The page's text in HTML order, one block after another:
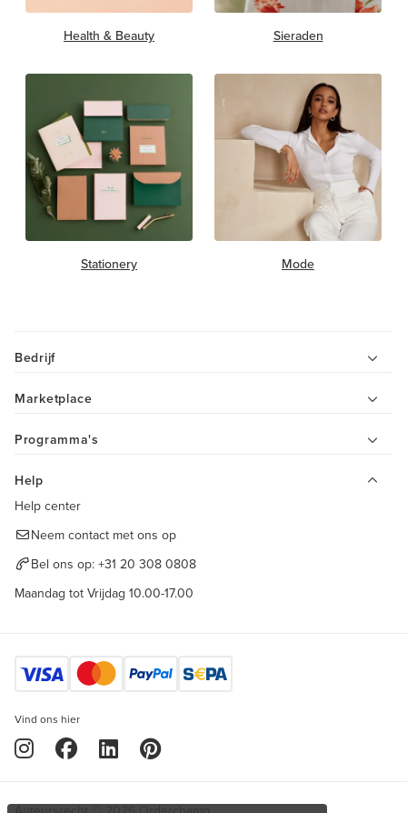
Health & Beauty Sieraden
Stationery Mode
Bedrijf
Marketplace
Programma's
Help
Help center
Neem contact met ons op
Bel ons op: +31 20 308 0808
Maandag tot Vrijdag 10.00-17.00
Vind ons hier